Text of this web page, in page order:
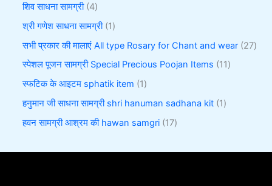
शिव साधना सामग्री 4
श्री गणेश साधना सामग्री 1
सभी प्रकार की मालाएं All type Rosary for Chant and wear 27
स्पेशल पूजन सामग्री Special Precious Poojan Items 11
स्फटिक के आइटम sphatik item 1
हनुमान जी साधना सामग्री shri hanuman sadhana kit 1
हवन सामग्री आश्रम की hawan samgri 17